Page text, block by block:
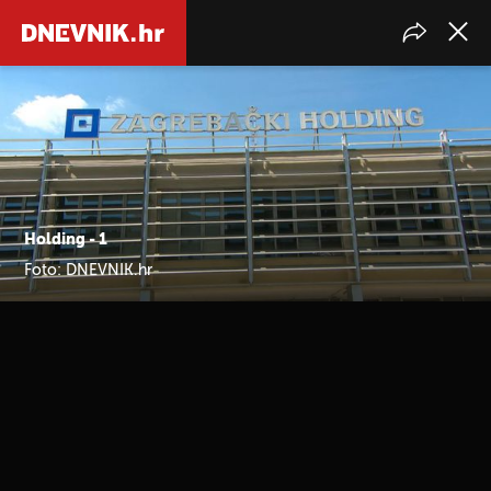
Holding - 1
Foto: DNEVNIK.hr